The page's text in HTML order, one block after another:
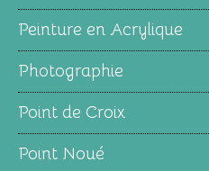
Peinture en Acrylique
Photographie
Point de Croix
Point Noué